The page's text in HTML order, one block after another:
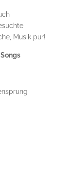
Musik pur!